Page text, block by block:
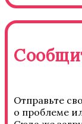
Отправьте
о проблеме